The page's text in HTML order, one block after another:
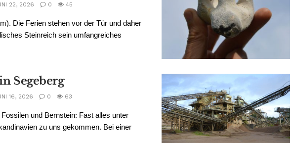
22, 2026 0 45
Die Ferien stehen vor der Tür und daher
Steinreich sein umfangreiches
Segeberg
16, 2026 0 63
und Bernstein: Fast alles unter
zu uns gekommen. Bei einer